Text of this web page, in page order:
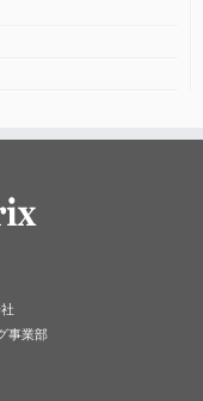
事業部